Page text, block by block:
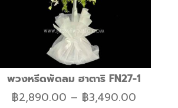
พวงหรีดพัดลม ฮาตาริ FN27-1
฿2,890.00 – ฿3,490.00